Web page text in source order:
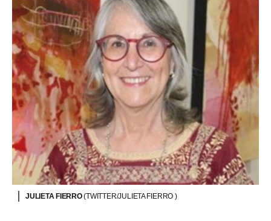
JULIETA FIERRO(TWITTER/JULIETA FIERRO )